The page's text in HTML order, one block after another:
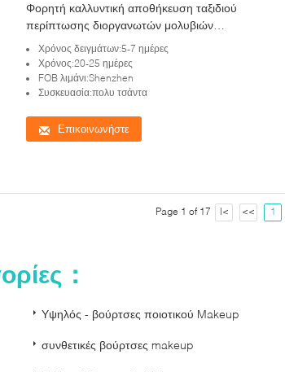
Φορητή καλλυντική αποθήκευση ταξιδιού
περίπτωσης διοργανωτών μολυβιών
κατόχων ρόλων τσαντών βουρτσών
Makeup
Χρόνος δειγμάτων:5-7 ημέρες
Χρόνος:20-25 ημέρες
FOB λιμάνι:Shenzhen
Συσκευασία:πολυ τσάντα
Επικοινωνήστε
Page 1 of 17 |< << 1
：
Υψηλός - βούρτσες ποιοτικού Makeup
συνθετικές βούρτσες makeup